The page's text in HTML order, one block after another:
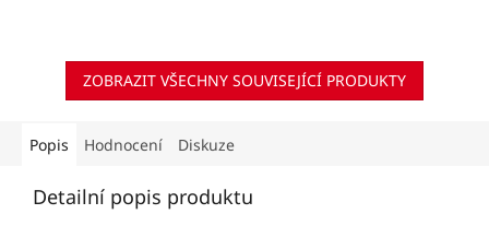
ZOBRAZIT VŠECHNY SOUVISEJÍCÍ PRODUKTY
Popis Hodnocení Diskuze
Detailní popis produktu